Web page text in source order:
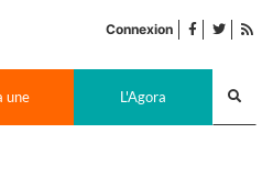
Connexion facebook
twitter
une L'Agora